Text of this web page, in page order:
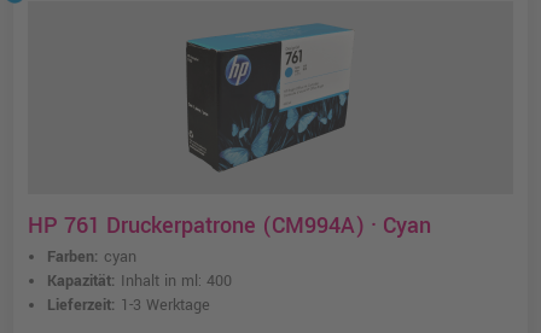
HP 761 Druckerpatrone (CM994A) · Cyan
Farben: cyan
Kapazität: Inhalt in ml: 400
Lieferzeit: 1-3 Werktage